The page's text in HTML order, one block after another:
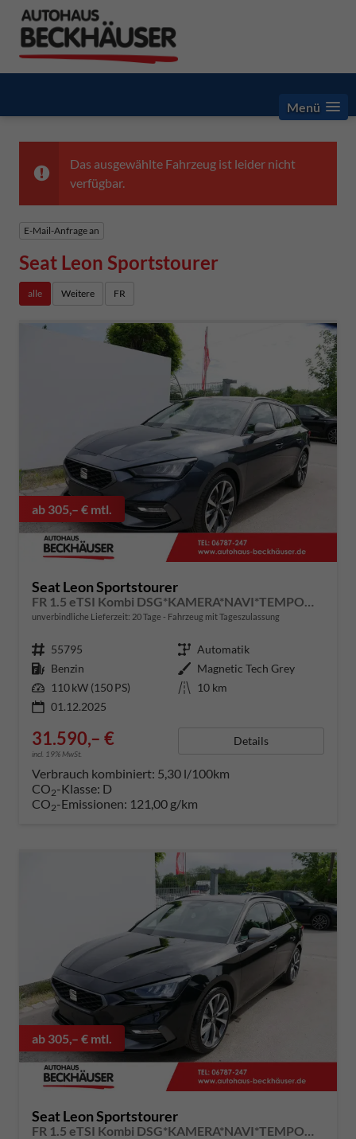
Menü
Das ausgewählte Fahrzeug ist leider nicht
verfügbar.
E-Mail-Anfrage an
Seat Leon Sportstourer
alle Weitere FR
ab 305,– € mtl.
Seat Leon Sportstourer
FR 1.5 eTSI Kombi DSG*KAMERA*NAVI*TEMPOMAT*3-ZONE KILMAAUTOMATIK*VIRTUAL COCKPIT*
unverbindliche Lieferzeit: 20 Tage Fahrzeug mit Tageszulassung
Fahrzeugnummer 55795 Getriebe Automatik
Kraftstoff Benzin Außenfarbe Magnetic Tech Grey
Leistung 110 kW (150 PS) Kilometerstand 10 km
01.12.2025
31.590,– €
incl. 19% MwSt.
Details
Verbrauch kombiniert: 5,30 l/100km
CO2-Klasse: D
CO2-Emissionen: 121,00 g/km
ab 305,– € mtl.
Seat Leon Sportstourer
FR 1.5 eTSI Kombi DSG*KAMERA*NAVI*TEMPOMAT*3-ZONE KILMAAUTOMATIK*VIRTUAL COCKPIT*